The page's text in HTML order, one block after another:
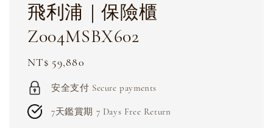
飛利浦｜保險櫃
Z004MSBX602
Regular
price
NT$ 59,880
安全支付 Secure payments
7天鑑賞期 7 Days Free Return